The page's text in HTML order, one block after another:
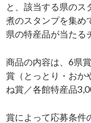
と、該当する県の
煮のスタンプを集め
県の特産品が当たる
商品の内容は、6県
賞（とっとり・おか
ね賞／各館特産品
賞によって応募条件